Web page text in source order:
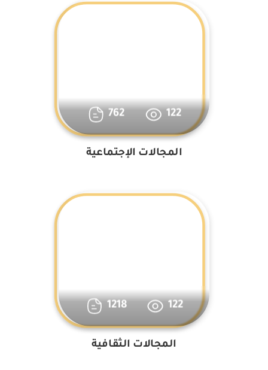
762 122
المجالات الإجتماعية
1218 122
المجالات الثقافية